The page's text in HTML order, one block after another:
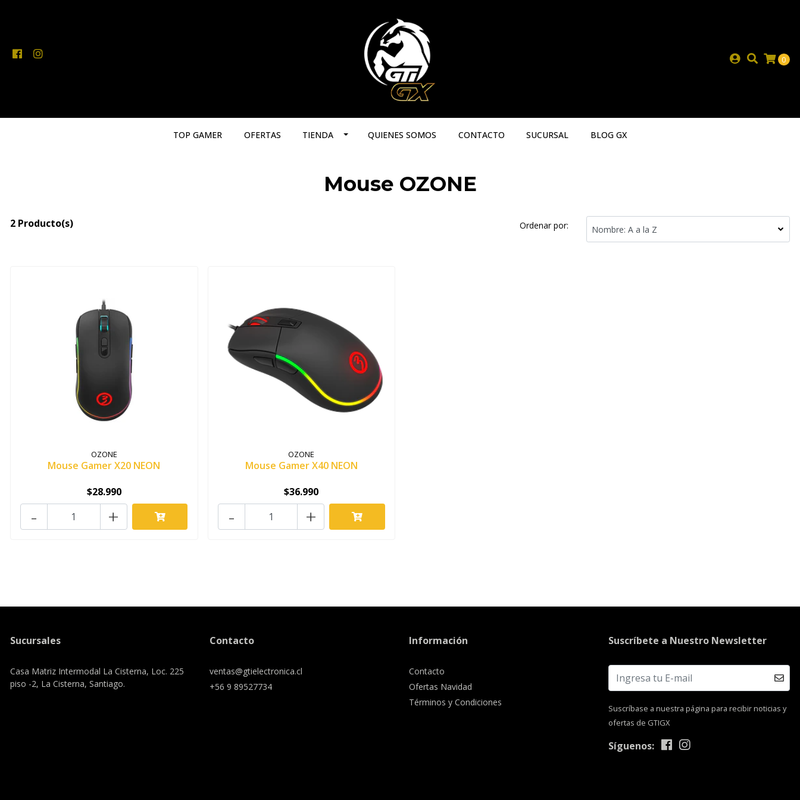
0
TOP GAMER OFERTAS TIENDA QUIENES SOMOS CONTACTO SUCURSAL BLOG GX
Mouse OZONE
2 Producto(s) Ordenar por:
OZONE
Mouse Gamer X20 NEON
$28.990
+
-
OZONE
Mouse Gamer X40 NEON
$36.990
+
-
Sucursales
Casa Matriz Intermodal La Cisterna, Loc. 225
piso -2, La Cisterna, Santiago.
Contacto
ventas@gtielectronica.cl
+56 9 89527734
Información
Contacto
Ofertas Navidad
Términos y Condiciones
Suscríbete a Nuestro Newsletter
Suscríbase a nuestra página para recibir noticias y
ofertas de GTIGX
Síguenos: